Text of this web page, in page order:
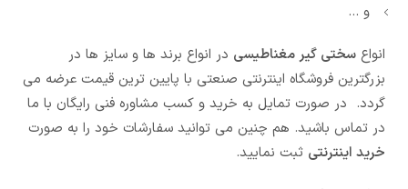
و …
انواع سختی گیر مغناطیسی در انواع برند ها و سایز ها در
بزرگترین فروشگاه اینترنتی صنعتی با پایین ترین قیمت عرضه می
گردد. در صورت تمایل به خرید و کسب مشاوره فنی رایگان با ما
در تماس باشید. هم چنین می توانید سفارشات خود را به صورت
خرید اینترنتی ثبت نمایید.